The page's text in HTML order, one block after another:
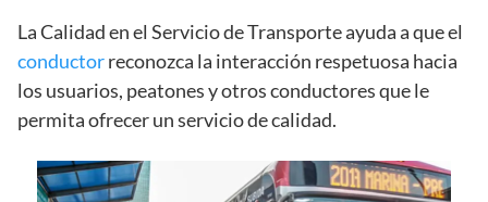
La Calidad en el Servicio de Transporte ayuda a que el
conductorreconozca la interacción respetuosa hacia
los usuarios, peatones y otros conductores que le
permita ofrecer un servicio de calidad.